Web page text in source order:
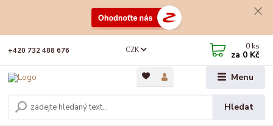
Menu
CZK
Hledat
+420 732 488 676 0 ks
za 0 Kč